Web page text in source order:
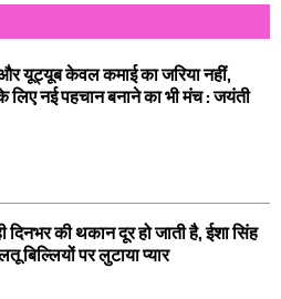
यूट्यूब केवल कमाई का जरिया नहीं,
लिए नई पहचान बनाने का भी मंच : जयंती
दिनभर की थकान दूर हो जाती है, ईशा सिंह
बिल्लियों पर लुटाया प्यार